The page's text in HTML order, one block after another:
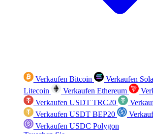
Verkaufen Bitcoin Verkaufen
Litecoin
Verkaufen Ethereum
Verkaufen USDT TRC20
Verkaufen USDT BEP20
Verkaufen USDC Polygon